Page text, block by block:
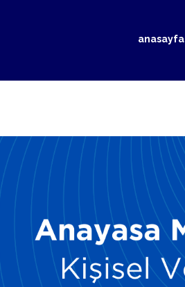
anasayfa